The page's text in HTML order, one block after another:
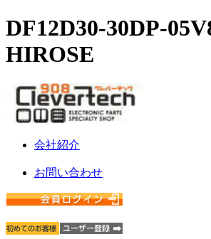
DF12D30-30DP-
HIROSE
会社紹介
お問い合わせ